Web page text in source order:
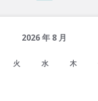
2026年 8 月
火 水 木